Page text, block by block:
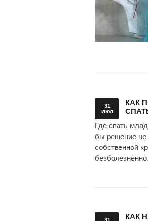
31
Июл
КАК
Где спать
бы решение не
собственной
31 КАК